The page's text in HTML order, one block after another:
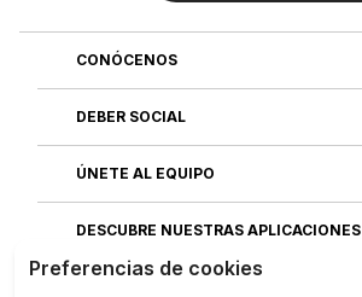
CONÓCENOS
DEBER SOCIAL
ÚNETE AL EQUIPO
DESCUBRE NUESTRAS APLICACIONES